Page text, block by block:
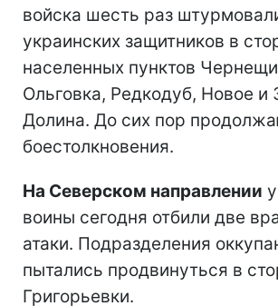
войска шесть раз
украинских защитников в
населенных пунктов
Ольговка, Редкодуб, Новое и
Долина. До сих пор
боестолкновения.
На Северском направлении
воины сегодня отбили две
атаки. Подразделения
пытались продвинуться в
Григорьевки.